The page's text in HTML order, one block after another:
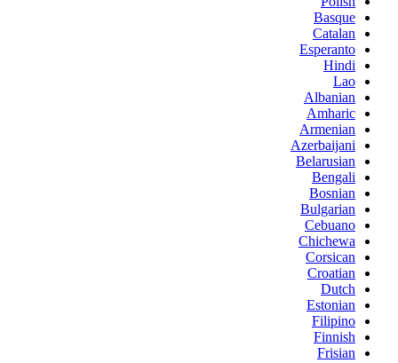
Basque
Catalan
Esperanto
Hindi
Lao
Albanian
Amharic
Armenian
Azerbaijani
Belarusian
Bengali
Bosnian
Bulgarian
Cebuano
Chichewa
Corsican
Croatian
Dutch
Estonian
Filipino
Finnish
Frisian